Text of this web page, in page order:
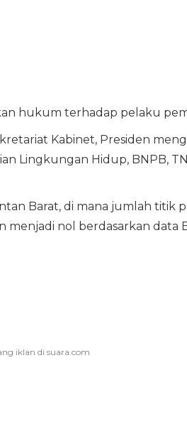
hukum terhadap pelaku
Kabinet, Presiden
Lingkungan Hidup, BNPB,
Barat, di mana jumlah titik
menjadi nol berdasarkan data